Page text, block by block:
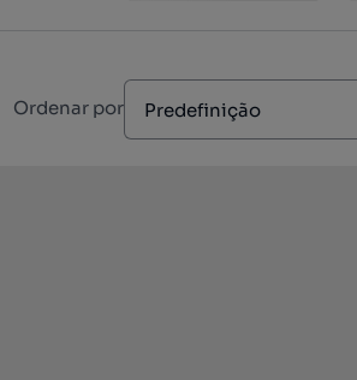
Ordenar por Predefinição